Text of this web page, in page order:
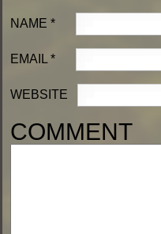
NAME *
EMAIL *
WEBSITE
COMMENT